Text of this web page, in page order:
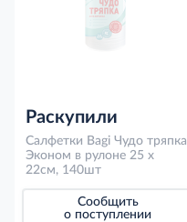
Раскупили
Салфетки Bagi Чудо тряпка
Эконом в рулоне 25 x
22см, 140шт
Сообщить
о поступлении